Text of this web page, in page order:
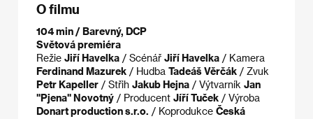
O filmu
104 min / Barevný, DCP
Světová premiéra
Režie Jiří Havelka / Scénář Jiří Havelka / Kamera
Ferdinand Mazurek / Hudba Tadeáš Věrčák / Zvuk
Petr Kapeller / Střih Jakub Hejna / Výtvarník Jan
"Pjena" Novotný / Producent Jíří Tuček / Výroba
Donart production s.r.o. / Koprodukce Česká